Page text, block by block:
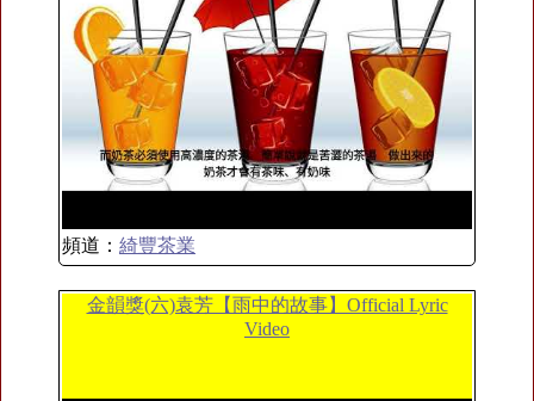
頻道： 綺豐茶業
金韻獎(六)袁芳【雨中的故事】Official Lyric
Video